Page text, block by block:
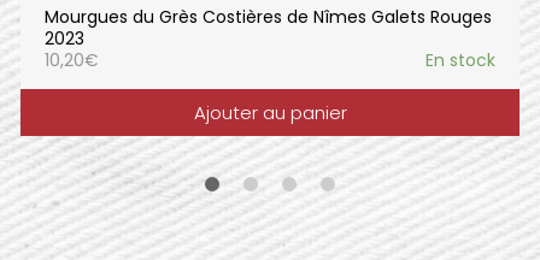
Mourgues du Grès Costières de Nîmes Galets Rouges
2023
10,20€ En stock
Ajouter au panier